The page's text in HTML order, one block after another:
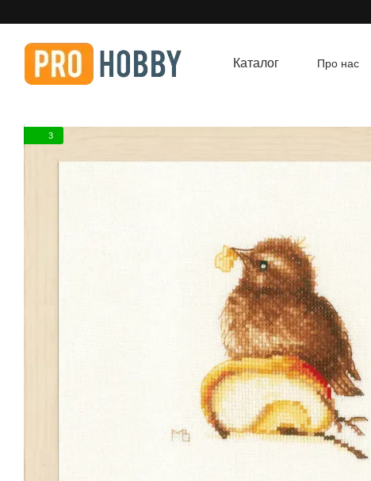
Каталог Про нас
3